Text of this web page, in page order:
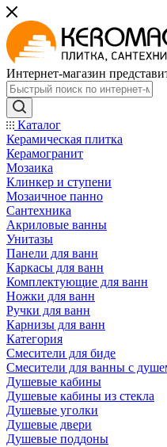
Интернет-магазин
Каталог
Керамическая плитка
Керамогранит
Мозаика
Клинкер и ступени
Мозаичное панно
Сантехника
Акриловые ванны
Унитазы
Панели для ванн
Каркасы для ванн
Комплектующие для ванн
Ножки для ванн
Ручки для ванн
Карнизы для ванн
Категория
Смесители для биде
Смесители для ванны с
Душевые кабины
Душевые кабины из стекла
Душевые уголки
Душевые двери
Душевые поддоны